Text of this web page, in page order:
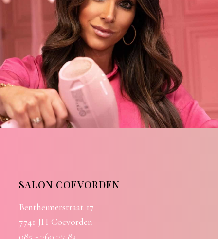
SALON COEVORDEN
Bentheimerstraat 17
7741 JH Coevorden
085 - 760 77 83